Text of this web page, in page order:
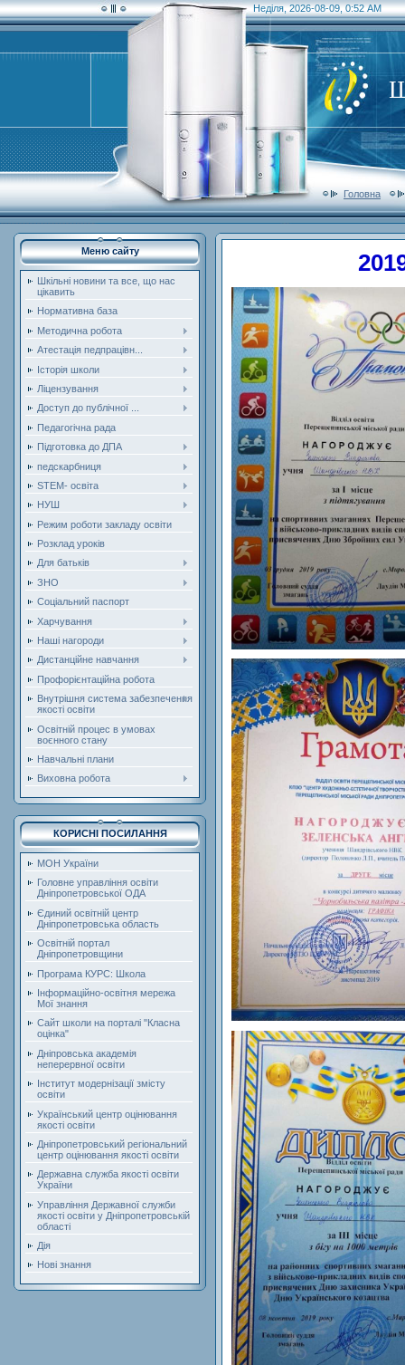
Неділя, 2026-08-09, 0:52 AM
Головна
Меню сайту
Шкільні новини та все, що нас
цікавить
Нормативна база
Методична робота
Атестація педпрацівн...
Історія школи
Ліцензування
Доступ до публічної ...
Педагогічна рада
Підготовка до ДПА
педскарбниця
STEM- освіта
НУШ
Режим роботи закладу освіти
Розклад уроків
Для батьків
ЗНО
Соціальний паспорт
Харчування
Наші нагороди
Дистанційне навчання
Профорієнтаційна робота
Внутрішня система забезпечення
якості освіти
Освітній процес в умовах
воєнного стану
Навчальні плани
Виховна робота
КОРИСНІ ПОСИЛАННЯ
МОН України
Головне управління освіти
Дніпропетровської ОДА
Єдиний освітній центр
Дніпропетровська область
Освітній портал
Дніпропетровщини
Програма КУРС: Школа
Інформаційно-освітня мережа
Мої знання
Сайт школи на порталі "Класна
оцінка"
Дніпровська академія
неперервної освіти
Інститут модернізації змісту
освіти
Український центр оцінювання
якості освіти
Дніпропетровський регіональний
центр оцінювання якості освіти
Державна служба якості освіти
України
Управління Державної служби
якості освіти у Дніпропетровській
області
Дія
Нові знання